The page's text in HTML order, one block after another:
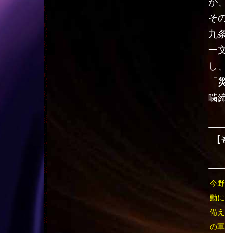
そ
九
一
し
「
噛
今
動
備
の